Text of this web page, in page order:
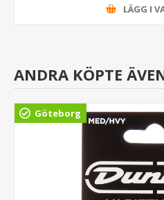
LÄGG I
ANDRA KÖPTE
Göteborg